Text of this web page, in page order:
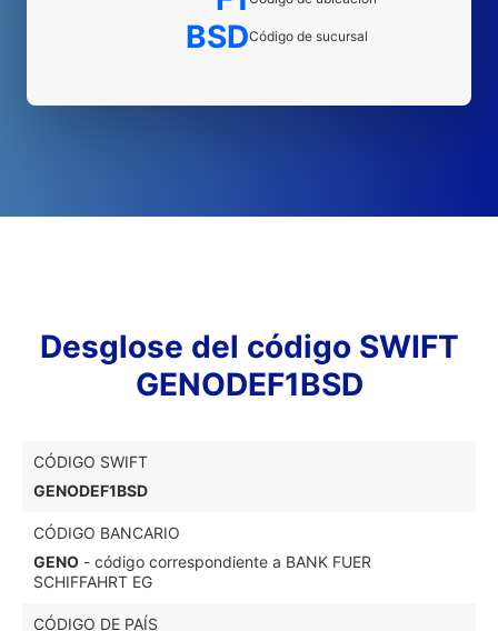
BSDCódigo de sucursal
Desglose del código SWIFT
GENODEF1BSD
CÓDIGO SWIFT
GENODEF1BSD
CÓDIGO BANCARIO
GENO - código correspondiente a BANK FUER
SCHIFFAHRT EG
CÓDIGO DE PAÍS